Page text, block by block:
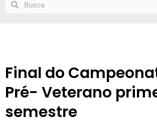
Final do
Pré- Veterano
semestre